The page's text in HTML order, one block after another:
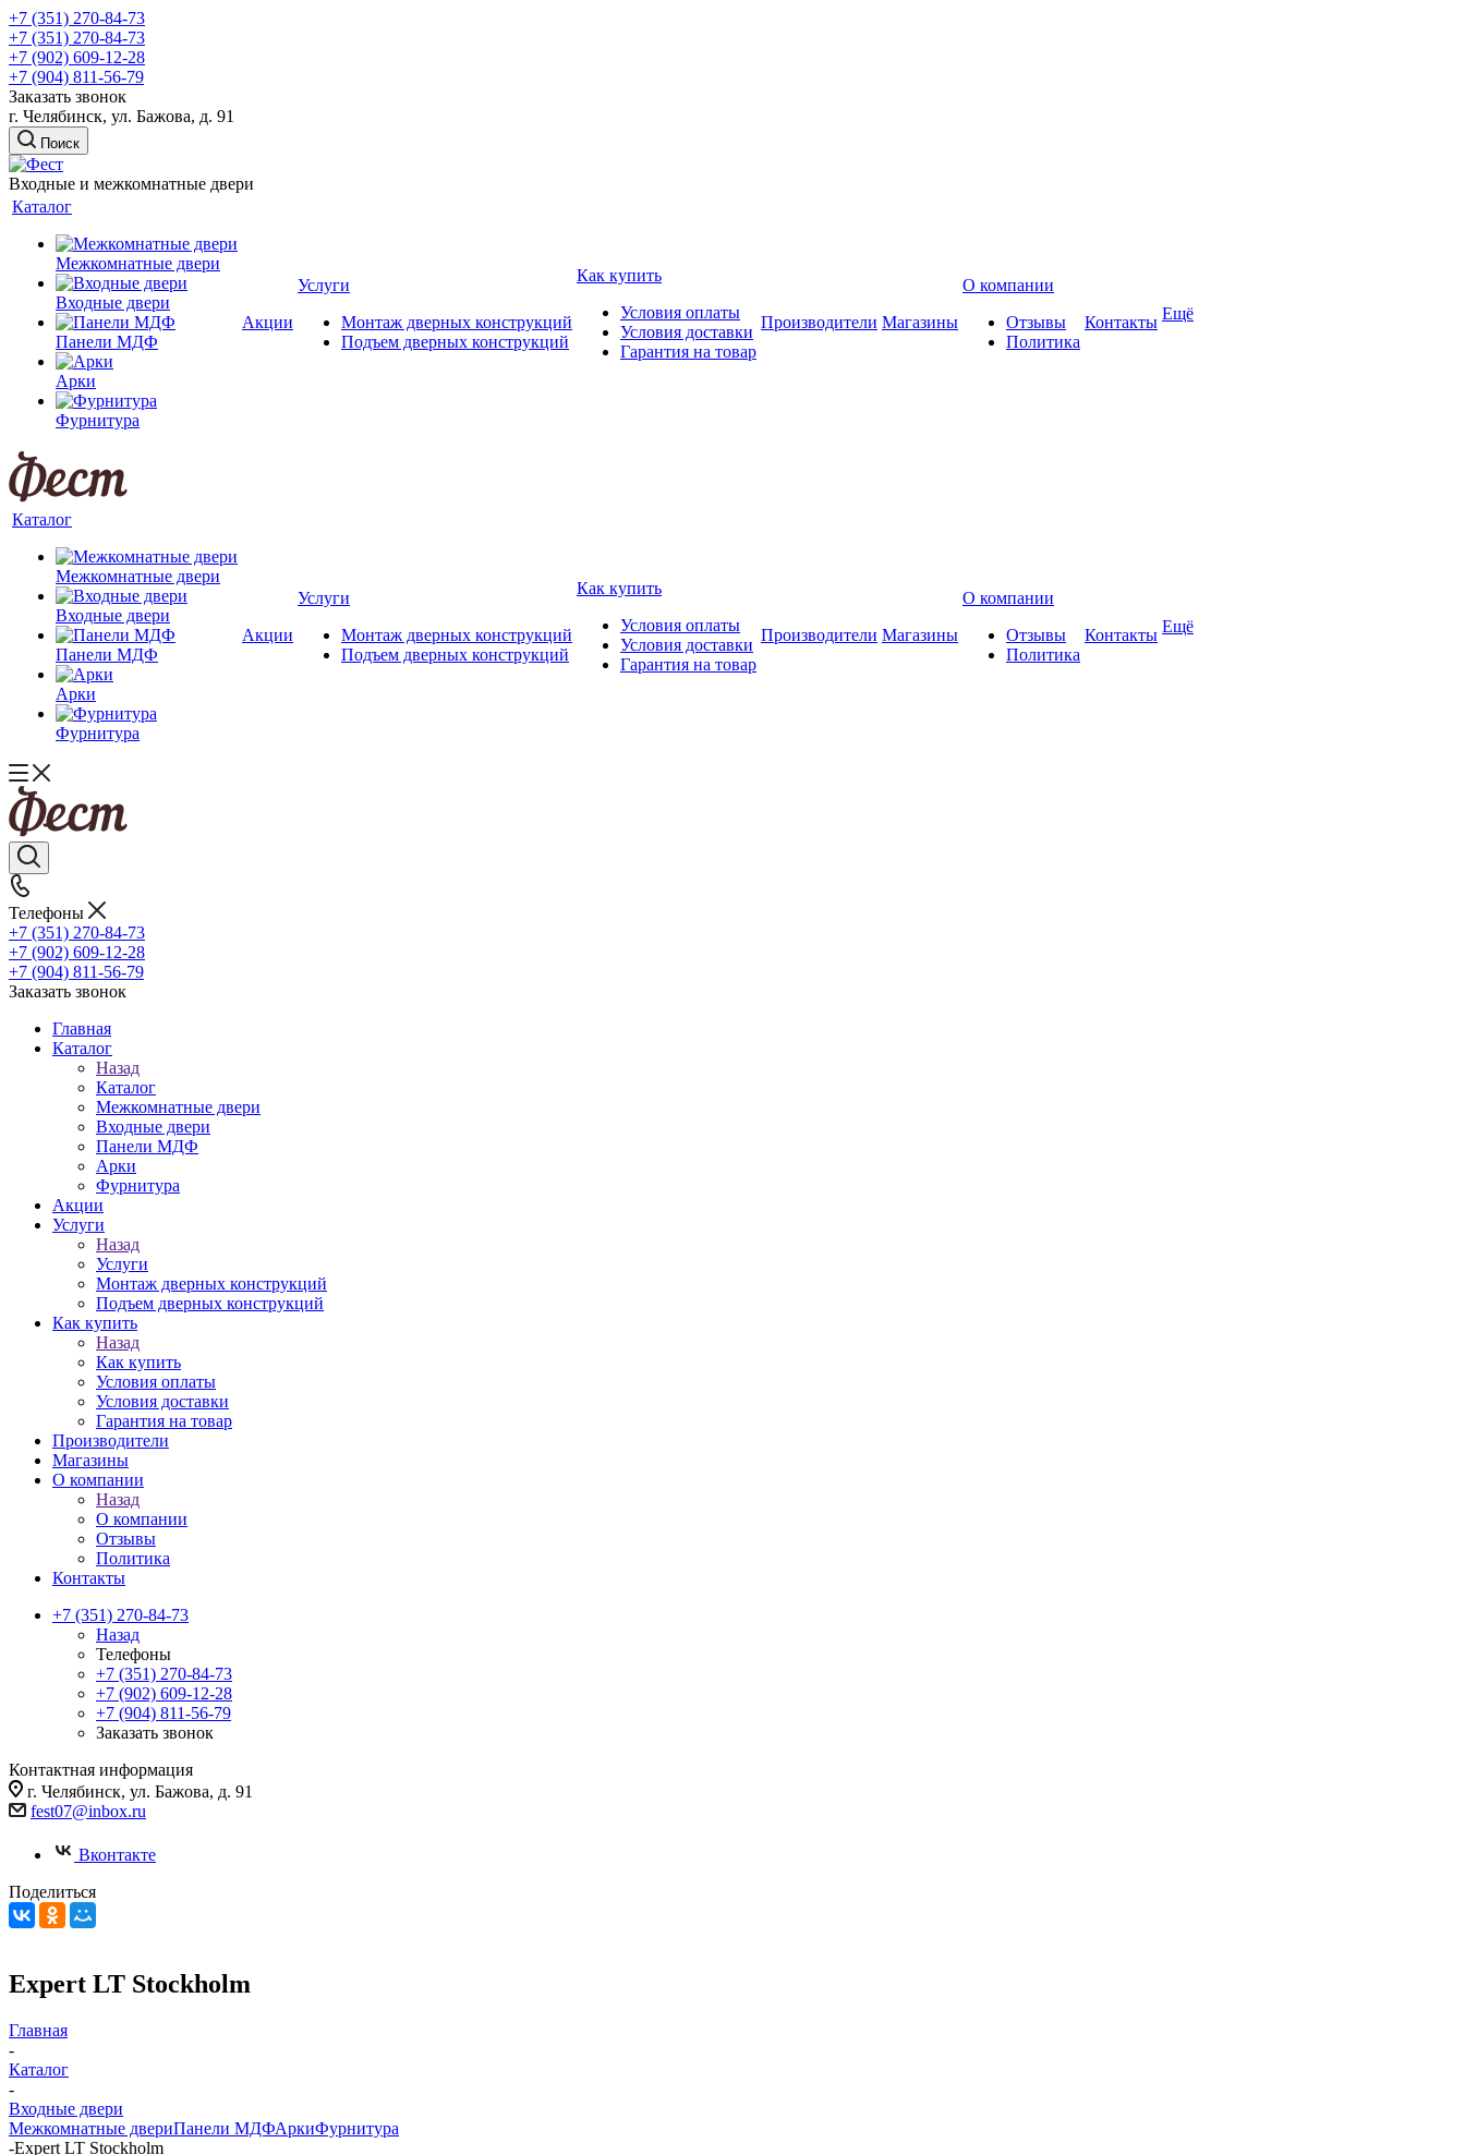
+7 (351) 270-84-73
+7 (351) 270-84-73
+7 (902) 609-12-28
+7 (904) 811-56-79
Заказать звонок
г. Челябинск, ул. Бажова, д. 91
Поиск
Входные и межкомнатные двери
Каталог
Межкомнатные двери
Входные двери
Панели МДФ
Арки
Фурнитура
Акции
Услуги
Монтаж дверных конструкций
Подъем дверных конструкций
Как купить
Условия оплаты
Условия доставки
Гарантия на товар
Производители Магазины
О компании
Отзывы
Политика
Контакты Ещё
Каталог
Межкомнатные двери
Входные двери
Панели МДФ
Арки
Фурнитура
Акции
Услуги
Монтаж дверных конструкций
Подъем дверных конструкций
Как купить
Условия оплаты
Условия доставки
Гарантия на товар
Производители Магазины
О компании
Отзывы
Политика
Контакты Ещё
Телефоны
+7 (351) 270-84-73
+7 (902) 609-12-28
+7 (904) 811-56-79
Заказать звонок
Главная
Каталог
Назад
Каталог
Межкомнатные двери
Входные двери
Панели МДФ
Арки
Фурнитура
Акции
Услуги
Назад
Услуги
Монтаж дверных конструкций
Подъем дверных конструкций
Как купить
Назад
Как купить
Условия оплаты
Условия доставки
Гарантия на товар
Производители
Магазины
О компании
Назад
О компании
Отзывы
Политика
Контакты
+7 (351) 270-84-73
Назад
Телефоны
+7 (351) 270-84-73
+7 (902) 609-12-28
+7 (904) 811-56-79
Заказать звонок
Контактная информация
г. Челябинск, ул. Бажова, д. 91
fest07@inbox.ru
Вконтакте
Поделиться
Expert LT Stockholm
Главная
-
Каталог
-
Входные двери
Межкомнатные двериПанели МДФАркиФурнитура
-Expert LT Stockholm